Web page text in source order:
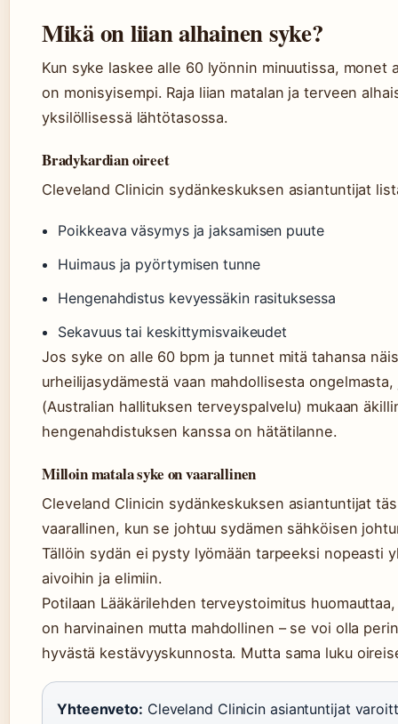
Mikä on liian alhainen syke?
Kun syke laskee alle 60 lyönnin minuutissa,
on monisyisempi. Raja liian matalan ja terveen
yksilöllisessä lähtötasossa.
Bradykardian oireet
Cleveland Clinicin sydänkeskuksen asiantuntijat
Poikkeava väsymys ja jaksamisen puute
Huimaus ja pyörtymisen tunne
Hengenahdistus kevyessäkin rasituksessa
Sekavuus tai keskittymisvaikeudet
Jos syke on alle 60 bpm ja tunnet mitä tahansa
urheilijasydämestä vaan mahdollisesta
(Australian hallituksen terveyspalvelu) mukaan
hengenahdistuksen kanssa on hätätilanne.
Milloin matala syke on vaarallinen
Cleveland Clinicin sydänkeskuksen asiantuntijat
vaarallinen, kun se johtuu sydämen sähköisen
Tällöin sydän ei pysty lyömään tarpeeksi nopeasti
aivoihin ja elimiin.
Potilaan Lääkärilehden terveystoimitus
on harvinainen mutta mahdollinen – se voi olla
hyvästä kestävyyskunnosta. Mutta sama luku
Yhteenveto: Cleveland Clinicin asiantuntijat